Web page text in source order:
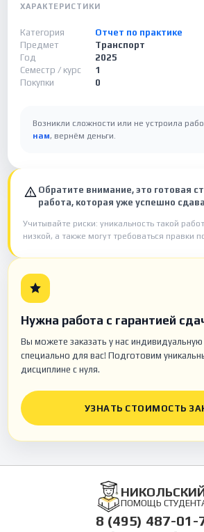
ХАРАКТЕРИСТИКИ
Категория
Отчет по практике
Предмет
Транспорт
Год
2025
Семестр / курс
1
Покупки
0
Возникли сложности или не устроила
нам, вернём деньги.
Обратите внимание, это готовая
работа, которая уже успешно
Учитывайте риски: уникальность такой
низкой, а также могут требоваться правки
Нужна работа с гарантией
Вы можете заказать у нас
специально для вас! Подготовим
дисциплине с нуля.
УЗНАТЬ СТОИМОСТЬ
ПОМОЩЬ
8 (495) 487-01-